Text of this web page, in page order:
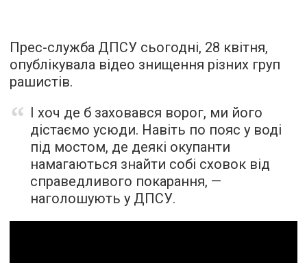
Прес-служба ДПСУ сьогодні, 28 квітня,
опублікувала відео знищення різних груп
рашистів.
І хоч де б заховався ворог, ми його
дістаємо усюди. Навіть по пояс у воді
під мостом, де деякі окупанти
намагаються знайти собі сховок від
справедливого покарання, —
наголошують у ДПСУ.